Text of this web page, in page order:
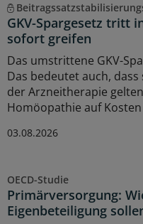
GKV-Spargesetz tritt
sofort greifen
Das umstrittene GKV-
Das bedeutet auch,
der Arzneitherapie
Homöopathie auf Kosten
03.08.2026
OECD-Studie
Primärversorgung:
Eigenbeteiligung